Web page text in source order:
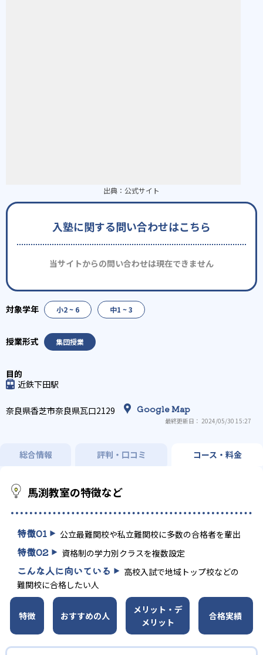
出典： 公式サイト
入塾に関する問い合わせはこちら
当サイトからの問い合わせは現在できません
小2 ~ 6 中1 ~ 3
集団授業
近鉄下田駅
奈良県香芝市奈良県瓦口2129 Google Map
最終更新日： 2024/05/30 15:27
総合情報 評判・口コミ コース・料金
馬渕教室の特徴など
特徴01 公立最難関校や私立難関校に多数の合格者を輩出
特徴02 資格制の学力別クラスを複数設定
こんな人に向いている
高校入試で地域トップ校などの
難関校に合格したい人
特徴 おすすめの人
メリット・デ
メリット
合格実績